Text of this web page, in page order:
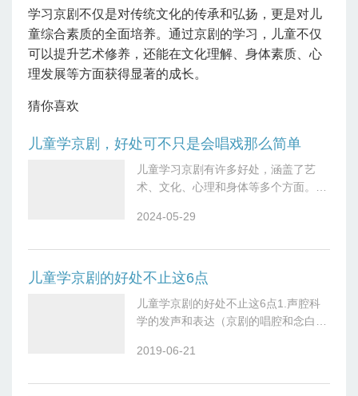
学习京剧不仅是对传统文化的传承和弘扬，更是对儿
童综合素质的全面培养。通过京剧的学习，儿童不仅
可以提升艺术修养，还能在文化理解、身体素质、心
理发展等方面获得显著的成长。
猜你喜欢
儿童学京剧，好处可不只是会唱戏那么简单
儿童学习京剧有许多好处，涵盖了艺
术、文化、心理和身体等多个方面。以
是中国传统文化的瑰宝，通过学习京
2024-05-29
儿童学京剧的好处不止这6点
儿童学京剧的好处不止这6点1.声腔科
学的发声和表达（京剧的唱腔和念白讲
的说唱方式以及表达技巧。）2.表演富
2019-06-21